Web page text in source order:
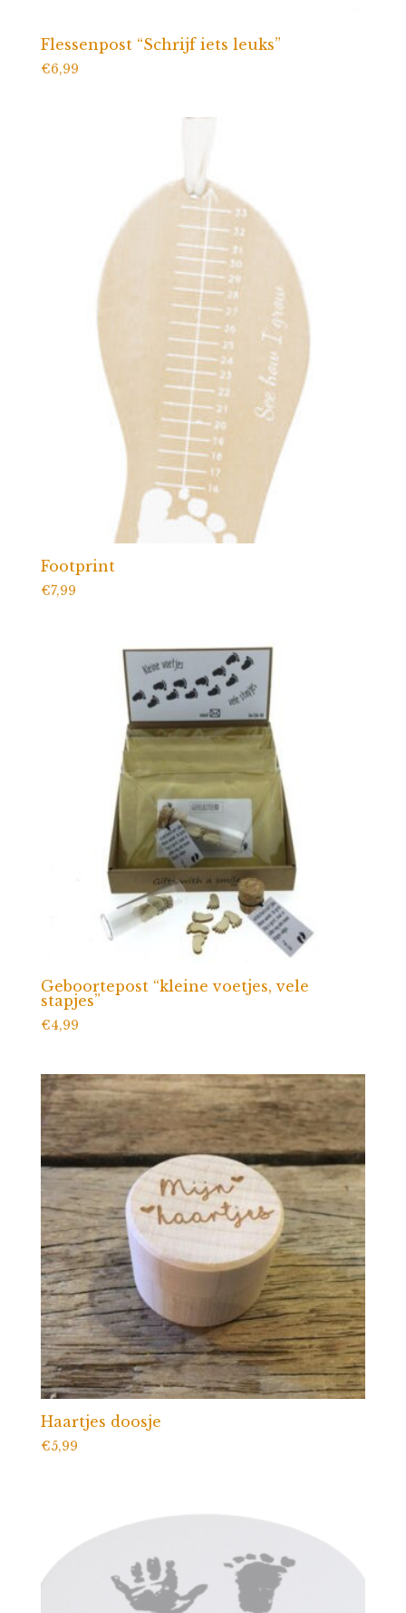
Flessenpost “Schrijf iets leuks”
€6,99
Footprint
€7,99
Geboortepost “kleine voetjes, vele
stapjes”
€4,99
Haartjes doosje
€5,99